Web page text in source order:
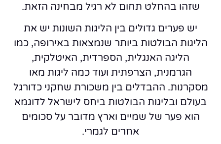
שזהו בהחלט תחום לא רגיל מבחינה הזאת.
יש פערים גדולים בין הליגות השונות יש את
הליגות הבולטות ביותר שנמצאות באירופה, כמו
הליגה האנגלית, הספרדית, האיטלקית,
הגרמנית, הצרפתית ועוד כמה ליגות מאו
מסקרנות. ההבדלים בין משכורת שחקני כדורגל
בעולם ובליגות הבולטות ביחס לישראל לדוגמא
הוא פער של שמיים וארץ מדובר על סכומים
אחרים לגמרי.